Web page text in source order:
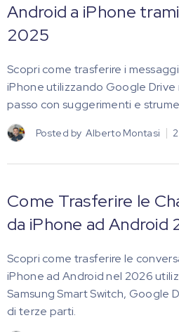
Android a iPhone
2025
Scopri come trasferire i
iPhone utilizzando Google Drive
passo con suggerimenti e
Posted by Alberto Montasi
Come Trasferire le
da iPhone ad Android
Scopri come trasferire le
iPhone ad Android nel 2026
Samsung Smart Switch, Google
di terze parti.